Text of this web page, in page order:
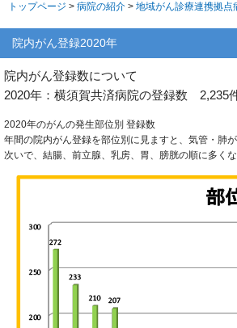
トップページ > 病院の紹介 > 地域がん診療連携拠点
院内がん登録2020年
院内がん登録数について
2020年：横須賀共済病院の登録数 2,235
2020年のがんの発生部位別 登録数
年間の院内がん登録を部位別に見ますと、気管・肺が
次いで、結腸、前立腺、乳房、胃、膀胱の順に多くな